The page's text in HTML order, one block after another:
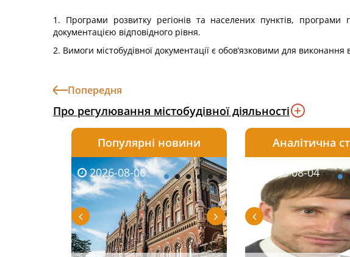
1. Програми розвитку регіонів та населених пунктів, програми
документацією відповідного рівня.
2. Вимоги містобудівної документації є обов’язковими для виконання
Попередня
Про регулювання містобудівної діяльності
Популярні новини
2026-08-06 2026-08-06
Аналітична
2026-08-03 2026-08-04
2026-08-05